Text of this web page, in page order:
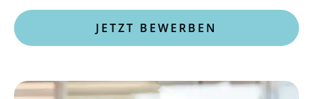
JETZT BEWERBEN